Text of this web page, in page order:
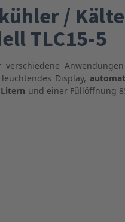
/
TLC15-5
Display,
und einer Füllöffnung